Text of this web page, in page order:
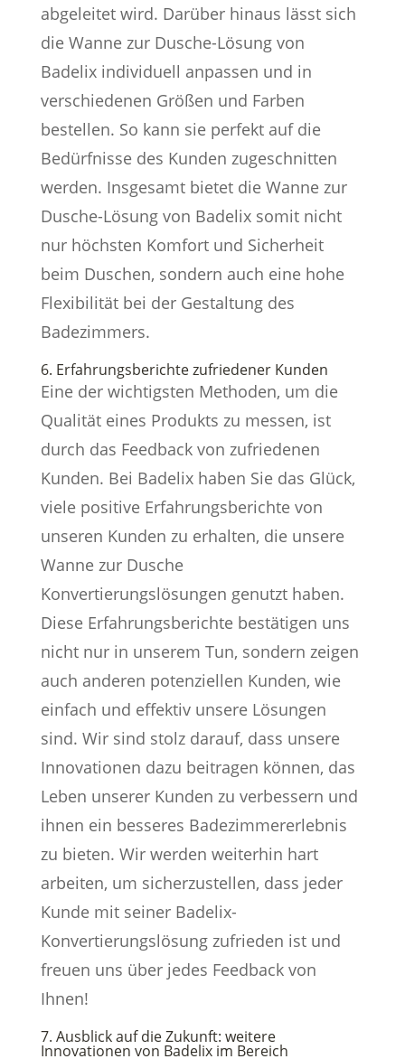
abgeleitet wird. Darüber hinaus lässt sich
die Wanne zur Dusche-Lösung von
Badelix individuell anpassen und in
verschiedenen Größen und Farben
bestellen. So kann sie perfekt auf die
Bedürfnisse des Kunden zugeschnitten
werden. Insgesamt bietet die Wanne zur
Dusche-Lösung von Badelix somit nicht
nur höchsten Komfort und Sicherheit
beim Duschen, sondern auch eine hohe
Flexibilität bei der Gestaltung des
Badezimmers.
6. Erfahrungsberichte zufriedener Kunden
Eine der wichtigsten Methoden, um die
Qualität eines Produkts zu messen, ist
durch das Feedback von zufriedenen
Kunden. Bei Badelix haben Sie das Glück,
viele positive Erfahrungsberichte von
unseren Kunden zu erhalten, die unsere
Wanne zur Dusche
Konvertierungslösungen genutzt haben.
Diese Erfahrungsberichte bestätigen uns
nicht nur in unserem Tun, sondern zeigen
auch anderen potenziellen Kunden, wie
einfach und effektiv unsere Lösungen
sind. Wir sind stolz darauf, dass unsere
Innovationen dazu beitragen können, das
Leben unserer Kunden zu verbessern und
ihnen ein besseres Badezimmererlebnis
zu bieten. Wir werden weiterhin hart
arbeiten, um sicherzustellen, dass jeder
Kunde mit seiner Badelix-
Konvertierungslösung zufrieden ist und
freuen uns über jedes Feedback von
Ihnen!
7. Ausblick auf die Zukunft: weitere
Innovationen von Badelix im Bereich